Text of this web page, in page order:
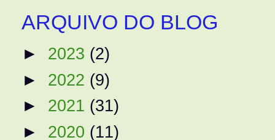
ARQUIVO DO BLOG
► 2023 (2)
► 2022 (9)
► 2021 (31)
► 2020 (11)